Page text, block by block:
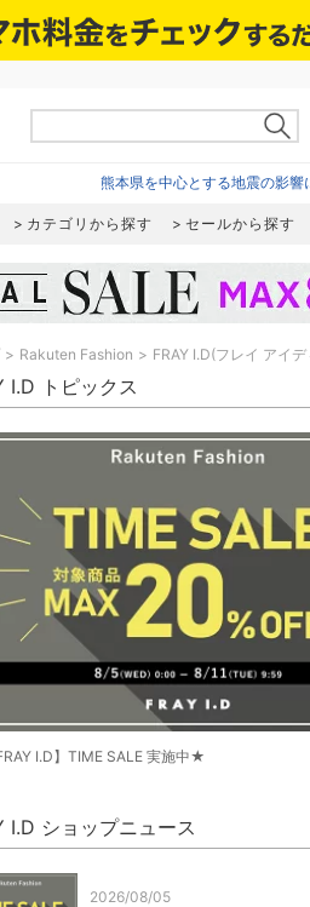
熊本県を中心とする地震の影
カテゴリから探す セールから探す
Rakuten Fashion FRAY I.D(フレイ アイデ
I.D トピックス
FRAY I.D】TIME SALE 実施中★
I.D ショップニュース
2026/08/05